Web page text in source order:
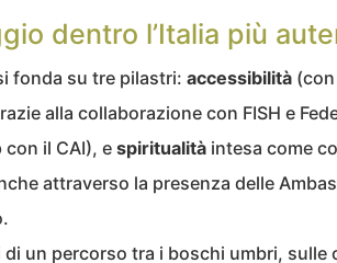
dentro l’Italia più
fonda su tre pilastri: accessibilità
alla collaborazione con FISH e
il CAI), e spiritualità intesa come
attraverso la presenza delle
un percorso tra i boschi umbri, sulle